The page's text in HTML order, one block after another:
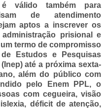
válido também para
de atendimento
aptos a inscrever os
prisional e
termo de compromisso
Estudos e Pesquisas
até a próxima sexta-
além do público com
pelo Enem PPL, o
com cegueira, visão
déficit de atenção,